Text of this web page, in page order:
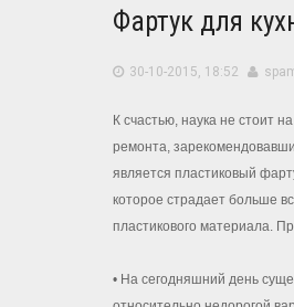
Фартук для
30-10-2015, 18:52
К счастью, наука не стоит
ремонта,
является пластиковый
которое страдает больше
пластикового материала.
• На сегодняшний день